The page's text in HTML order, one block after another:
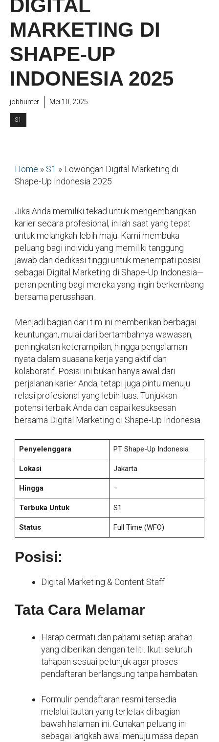
DIGITAL
MARKETING DI
SHAPE-UP
INDONESIA 2025
jobhunter Mei 10, 2025
S1
Home » S1 » Lowongan Digital Marketing di
Shape-Up Indonesia 2025
Jika Anda memiliki tekad untuk mengembangkan
karier secara profesional, inilah saat yang tepat
untuk melangkah lebih maju. Kami membuka
peluang bagi individu yang memiliki tanggung
jawab dan dedikasi tinggi untuk menempati posisi
sebagai Digital Marketing di Shape-Up Indonesia—
peran penting bagi mereka yang ingin berkembang
bersama perusahaan.
Menjadi bagian dari tim ini memberikan berbagai
keuntungan, mulai dari bertambahnya wawasan,
peningkatan keterampilan, hingga pengalaman
nyata dalam suasana kerja yang aktif dan
kolaboratif. Posisi ini bukan hanya awal dari
perjalanan karier Anda, tetapi juga pintu menuju
relasi profesional yang lebih luas. Tunjukkan
potensi terbaik Anda dan capai kesuksesan
bersama Digital Marketing di Shape-Up Indonesia.
Penyelenggara PT Shape-Up Indonesia
Lokasi Jakarta
Hingga –
Terbuka Untuk S1
Status Full Time (WFO)
Posisi:
Digital Marketing & Content Staff
Tata Cara Melamar
Harap cermati dan pahami setiap arahan
yang diberikan dengan teliti. Ikuti seluruh
tahapan sesuai petunjuk agar proses
pendaftaran berlangsung tanpa hambatan.
Formulir pendaftaran resmi tersedia
melalui tautan yang terletak di bagian
bawah halaman ini. Gunakan peluang ini
sebagai langkah awal menuju masa depan